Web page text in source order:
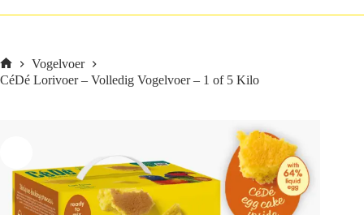
Home
Vogelvoer
CéDé Lorivoer – Volledig Vogelvoer – 1 of 5 Kilo